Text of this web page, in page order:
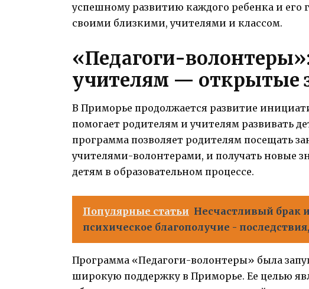
успешному развитию каждого ребенка и
своими близкими, учителями и классом.
«Педагоги-
учителям — открытые
В Приморье продолжается развитие
помогает родителям и учителям развивать
программа позволяет родителям посещать
учителями-волонтерами, и получать новые
детям в образовательном процессе.
Популярные статьи Несчастливый брак
психическое благополучие -
Программа «Педагоги-волонтеры» была
широкую поддержку в Приморье. Ее целью